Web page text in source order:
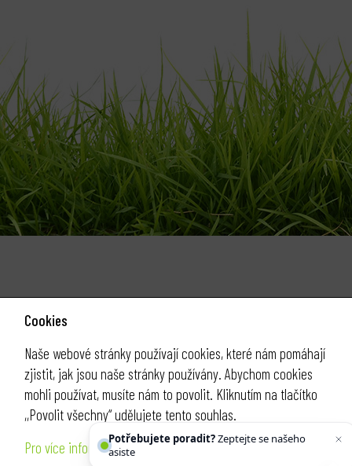
Cookies
Naše webové stránky používají cookies, které nám pomáhají
zjistit, jak jsou naše stránky používány. Abychom cookies
mohli používat, musíte nám to povolit. Kliknutím na tlačítko
,,Povolit všechny“ udělujete tento souhlas.
Pro více informací klikněte ZDE
Potřebujete poradit?Zeptejte se našeho
asistenta